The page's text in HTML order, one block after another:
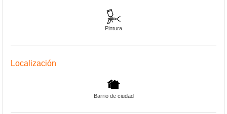
Pintura
Localización
Barrio de ciudad